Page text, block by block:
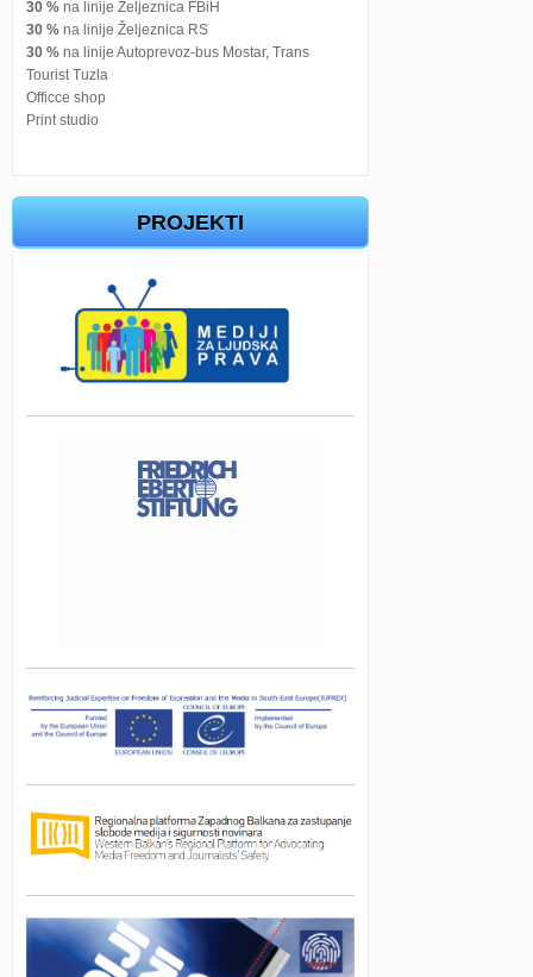
30 % na linije Željeznica FBiH
30 % na linije Željeznica RS
30 % na linije Autoprevoz-bus Mostar, Trans
Tourist Tuzla
Officce shop
Print studio
PROJEKTI